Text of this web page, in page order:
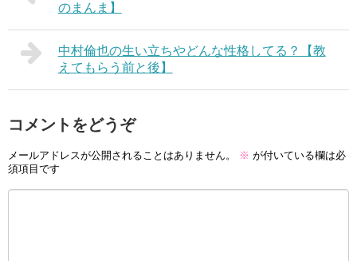
のまんま】
中村倫也の生い立ちやどんな性格してる？【教
えてもらう前と後】
コメントをどうぞ
メールアドレスが公開されることはありません。 ※ が付いている欄は必
須項目です